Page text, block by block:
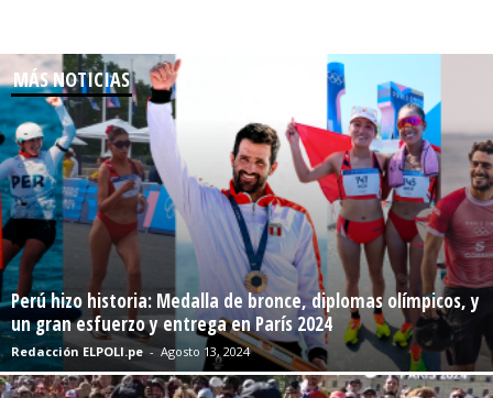
MÁS NOTICIAS
Perú hizo historia: Medalla de bronce, diplomas olímpicos, y
un gran esfuerzo y entrega en París 2024
Redacción ELPOLI.pe - Agosto 13, 2024